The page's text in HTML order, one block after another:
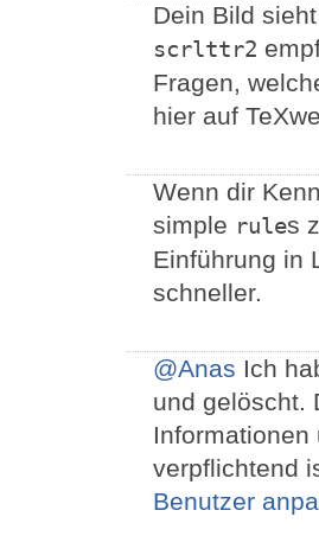
Dein Bild
scrlttr2
Fragen,
hier auf
Wenn dir
simple rules
Einführung in
schneller.
@Anas Ich
und gelöscht.
verpflichtend
Benutzer